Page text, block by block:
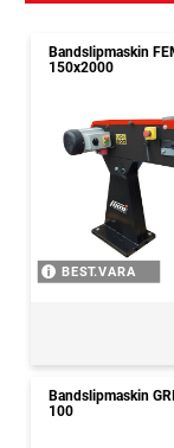
Bandslipmaskin
150x2000
BEST.VARA
Bandslipmaskin
100